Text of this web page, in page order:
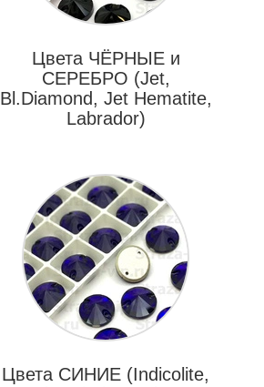
Цвета ЧЁРНЫЕ и
СЕРЕБРО (Jet,
Bl.Diamond, Jet Hematite,
Labrador)
Цвета СИНИЕ (Indicolite,